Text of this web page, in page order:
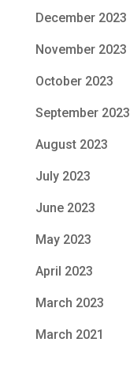
December 2023
November 2023
October 2023
September 2023
August 2023
July 2023
June 2023
May 2023
April 2023
March 2023
March 2021